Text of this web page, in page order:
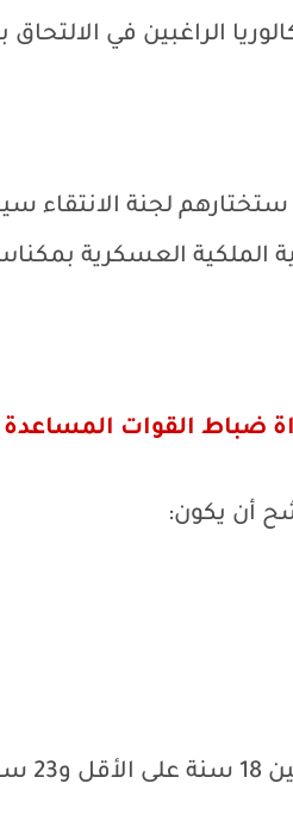
الراغبين في
لجنة الانتقاء
العسكرية بمكناس فوج
القوات المساعدة 2021
أن يكون: